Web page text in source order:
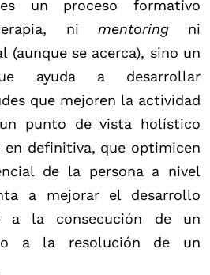
un proceso formativo
ni mentoringni
(aunque se acerca), sino un
ayuda a desarrollar
que mejoren la actividad
punto de vista holístico
en definitiva, que optimicen
de la persona a nivel
a mejorar el desarrollo
a la consecución de un
o a la resolución de un